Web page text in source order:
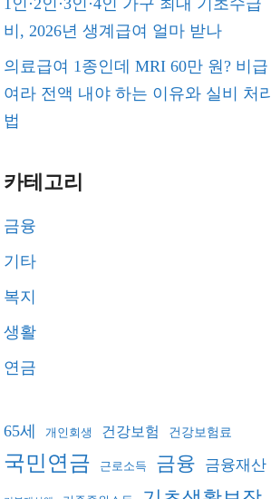
1인·2인·3인·4인 가구 최대 기초수급
비, 2026년 생계급여 얼마 받나
의료급여 1종인데 MRI 60만 원? 비급
여라 전액 내야 하는 이유와 실비 처리
법
카테고리
금융
기타
복지
생활
연금
65세 개인회생 건강보험 건강보험료
국민연금 근로소득 금융 금융재산